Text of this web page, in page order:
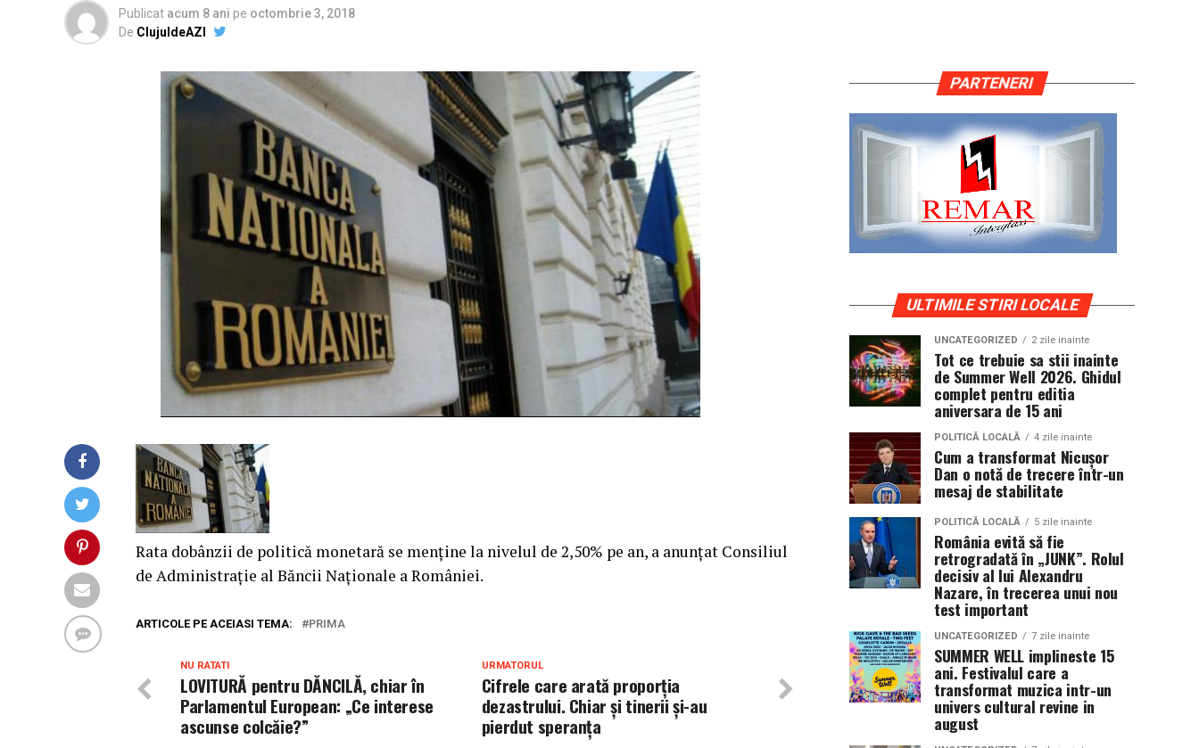
Publicat acum 8 ani pe octombrie 3, 2018
De ClujuldeAZI
Rata dobânzii de politică monetară se menține la nivelul de 2,50% pe an, a anunțat Consiliul
de Administraţie al Băncii Naţionale a României.
ARTICOLE PE ACEIASI TEMA: PRIMA
URMATORUL
Cifrele care arată proporţia
dezastrului. Chiar şi tinerii şi-au
pierdut speranţa
NU RATATI
LOVITURĂ pentru DĂNCILĂ, chiar în
Parlamentul European: „Ce interese
ascunse colcăie?”
PARTENERI
ULTIMILE STIRI LOCALE
UNCATEGORIZED 2 zile inainte
Tot ce trebuie sa stii inainte
de Summer Well 2026. Ghidul
complet pentru editia
aniversara de 15 ani
POLITICĂ LOCALĂ 4 zile inainte
Cum a transformat Nicușor
Dan o notă de trecere într-un
mesaj de stabilitate
POLITICĂ LOCALĂ 5 zile inainte
România evită să fie
retrogradată în „JUNK”. Rolul
decisiv al lui Alexandru
Nazare, în trecerea unui nou
test important
UNCATEGORIZED 7 zile inainte
SUMMER WELL implineste 15
ani. Festivalul care a
transformat muzica intr-un
univers cultural revine in
august